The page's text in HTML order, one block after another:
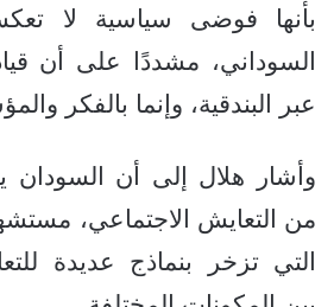
بأنها فوضى سياسية لا
السوداني، مشددًا على أن
عبر البندقية، وإنما بالفكر
وأشار هلال إلى أن السودان
من التعايش الاجتماعي،
التي تزخر بنماذج عديدة